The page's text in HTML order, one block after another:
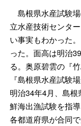
島根県水産試験
立水産技術センタ
い事実もわかった
った。面高は明治
る。奥原碧雲の『
『島根県水産試験
明治34年4月、島
鮮海出漁試験を指
各都道府県が合同